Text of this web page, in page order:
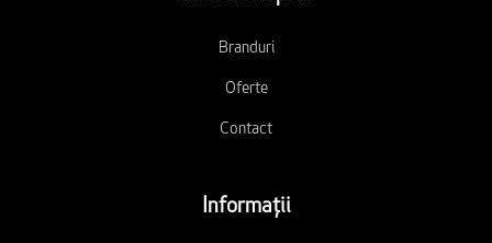
Branduri
Oferte
Contact
Informații